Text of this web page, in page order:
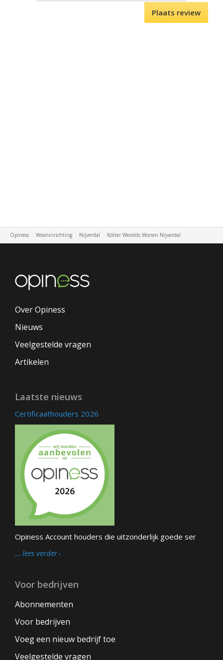
Opiness Wooninrichting Nijverdal Kötter Werelds Wonen Nijverdal
Over Opiness
Nieuws
Veelgestelde vragen
Artikelen
Laatste nieuws
Certificaathouders 2026
Opiness Account houders die uitzonderlijk goede ser
… lees verder
Voor bedrijven
Abonnementen
Voor bedrijven
Voeg een nieuw bedrijf toe
Veelgestelde vragen